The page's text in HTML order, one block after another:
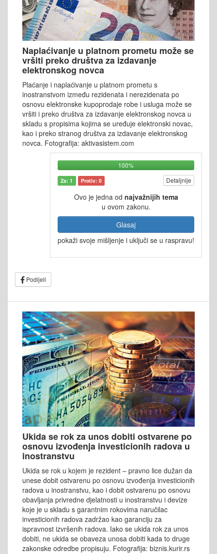
Naplaćivanje u platnom prometu može se
vršiti preko društva za izdavanje
elektronskog novca
Plaćanje i naplaćivanje u platnom prometu s
inostranstvom između rezidenata i nerezidenata po
osnovu elektronske kupoprodaje robe i usluga može se
vršiti i preko društva za izdavanje elektronskog novca u
skladu s propisima kojima se uređuje elektronski novac,
kao i preko stranog društva za izdavanje elektronskog
novca. Fotografija: aktivasistem.com
100%
Za: 1 Protiv: 0 Detaljnije
Ovo je jedna od najvažnijih tema
u ovom zakonu.
Glasaj
pokaži svoje mišljenje i uključi se u raspravu!
Podijeli
Ukida se rok za unos dobiti ostvarene po
osnovu izvođenja investicionih radova u
inostranstvu
Ukida se rok u kojem je rezident – pravno lice dužan da
unese dobit ostvarenu po osnovu izvođenja investicionih
radova u inostranstvu, kao i dobit ostvarenu po osnovu
obavljanja privredne djelatnosti u inostranstvu i devize
koje je u skladu s garantnim rokovima naručilac
investicionih radova zadržao kao garanciju za
ispravnost izvršenih radova. Iako se ukida rok za unos
dobiti, ne ukida se obaveza unosa dobiti kada to druge
zakonske odredbe propisuju. Fotografija: biznis.kurir.rs